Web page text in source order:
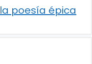
poesía épica